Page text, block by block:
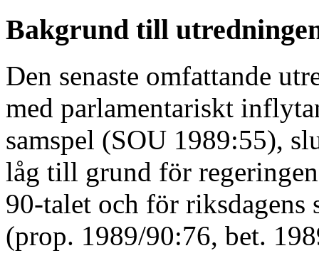
Bakgrund till
Den senaste omfattande
med parlamentariskt
samspel (SOU 1989:55),
låg till grund för
90-talet och för riksdagens
(prop. 1989/90:76, bet.